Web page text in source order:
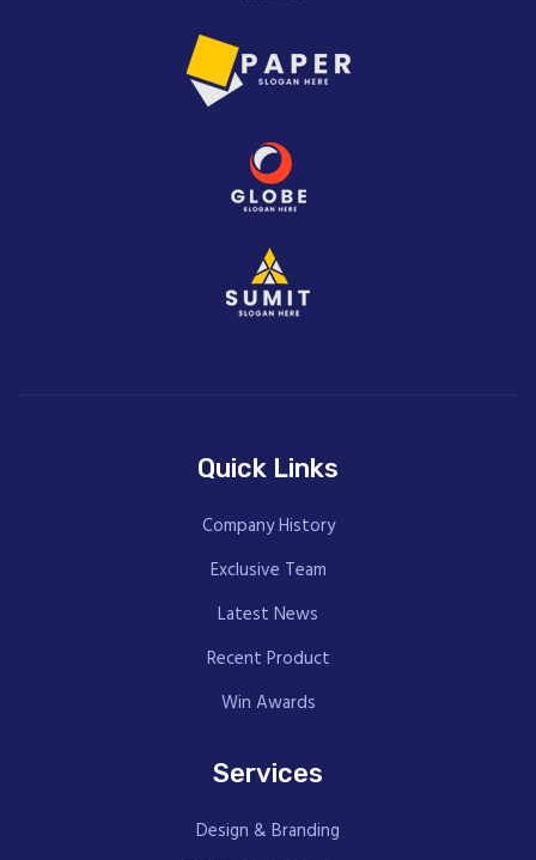
Quick Links
Company History
Exclusive Team
Latest News
Recent Product
Win Awards
Services
Design & Branding